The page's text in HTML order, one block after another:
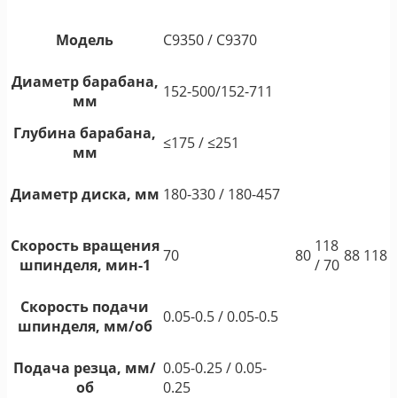
Модель C9350 / C9370
Диаметр барабана,
мм
152-500/152-711
Глубина барабана,
мм
≤175 / ≤251
Диаметр диска, мм 180-330 / 180-457
Скорость вращения
шпинделя, мин-1
70 80 118
/ 70 88 118
Скорость подачи
шпинделя, мм/об 0.05-0.5 / 0.05-0.5
Подача резца, мм/
об
0.05-0.25 / 0.05-
0.25